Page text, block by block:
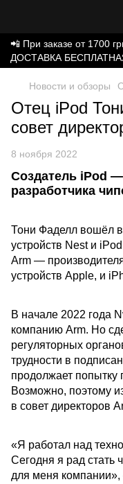
📲 При заказе от 1700
ДОСТАВКА
Новости и обзоры
Отец iPod
совет
8 ноября 2022
Создатель iPod
разработчика
Тони Фаделл вошёл в
устройств Nest и
Arm —
устройств Apple, и
В начале 2022 года
компанию Arm. Но
регуляторных
трудности в
продолжает попытку
Возможно, поэтому
в совет директоров
«Я работал над
Сегодня я рад стать
для меня